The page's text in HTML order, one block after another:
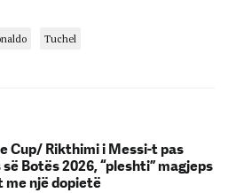
Tuchel
Cup/ Rikthimi i Messi-t pas
së Botës 2026, “pleshti” magjeps
me një dopietë